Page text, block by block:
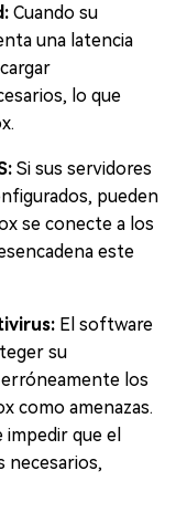
Cuando su
una latencia
lo que
Si sus servidores
pueden
se conecte a los
este
El software
su
los
como amenazas.
que el
necesarios,